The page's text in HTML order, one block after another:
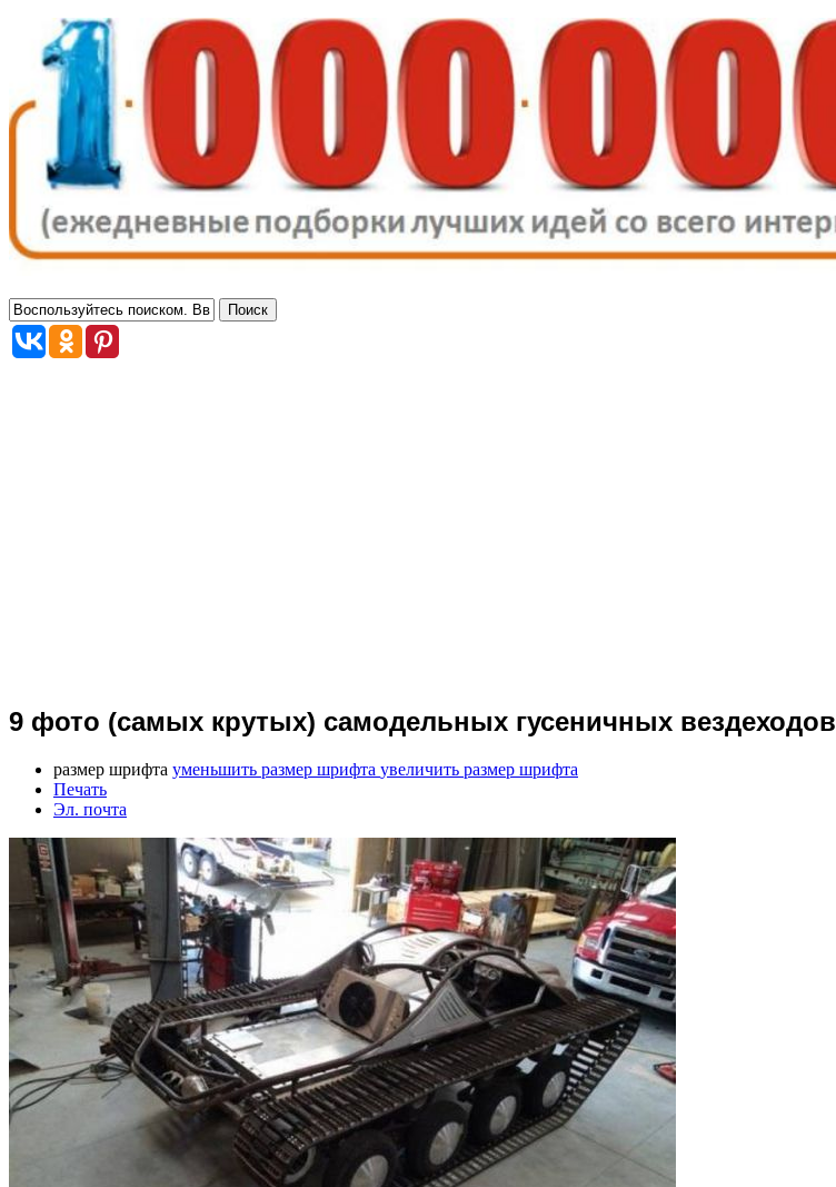
9 фото (самых крутых) самодельных гусеничных вездеходов
размер шрифта уменьшить размер шрифта увеличить размер шрифта
Печать
Эл. почта